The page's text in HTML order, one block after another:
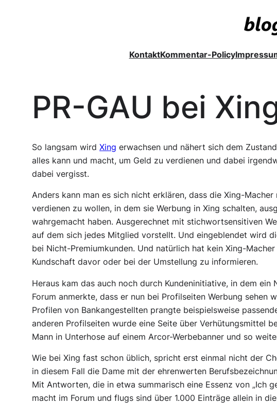
KontaktKommentar-Policy
PR-GAU bei
So langsam wirdXing erwachsen und nähert sich dem
alles kann und macht, um Geld zu verdienen und dabei
dabei vergisst.
Anders kann man es sich nicht erklären, dass die Xing-
verdienen zu wollen, in dem sie Werbung in Xing schalten,
wahrgemacht haben. Ausgerechnet mit stichwortsensitiven
auf dem sich jedes Mitglied vorstellt. Und eingeblendet wird
bei Nicht-Premiumkunden. Und natürlich hat kein Xing-
Kundschaft davor oder bei der Umstellung zu informieren.
Heraus kam das auch noch durch Kundeninitiative, in dem ein
Forum anmerkte, dass er nun bei Profilseiten Werbung sehen
Profilen von Bankangestellten prangte beispielsweise
anderen Profilseiten wurde eine Seite über Verhütungsmittel
Mann in Unterhose auf einem Arcor-Werbebanner und so
Wie bei Xing fast schon üblich, spricht erst einmal nicht der
in diesem Fall die Dame mit der ehrenwerten
Mit Antworten, die in etwa summarisch eine Essenz von „Ich
macht im Forum und flugs sind über 1.000 Einträge allein in